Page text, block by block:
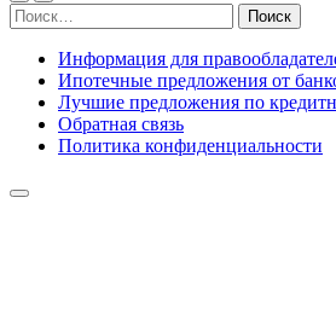
Найти:
Информация для
Ипотечные предложения от
Лучшие предложения по
Обратная связь
Политика конфиденциальности